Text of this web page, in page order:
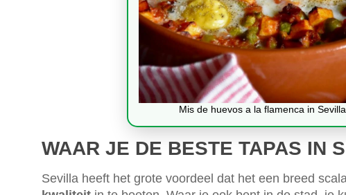
Mis de huevos a la flamenca in
WAAR JE DE BESTE TAPAS IN
Sevilla heeft het grote voordeel dat het een breed